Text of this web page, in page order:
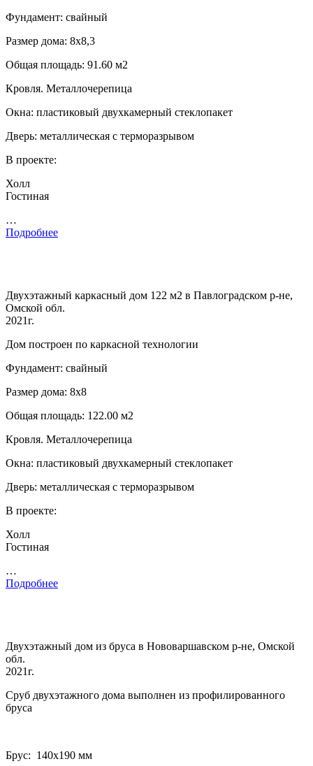
Фундамент: свайный
Размер дома: 8х8,3
Общая площадь: 91.60 м2
Кровля. Металлочерепица
Окна: пластиковый двухкамерный стеклопакет
Дверь: металлическая с терморазрывом
В проекте:
Холл
Гостиная
…
Подробнее
Двухэтажный каркасный дом 122 м2 в Павлоградском р-не,
Омской обл.
2021г.
Дом построен по каркасной технологии
Фундамент: свайный
Размер дома: 8х8
Общая площадь: 122.00 м2
Кровля. Металлочерепица
Окна: пластиковый двухкамерный стеклопакет
Дверь: металлическая с терморазрывом
В проекте:
Холл
Гостиная
…
Подробнее
Двухэтажный дом из бруса в Нововаршавском р-не, Омской
обл.
2021г.
Сруб двухэтажного дома выполнен из профилированного
бруса
Брус: 140­х190 мм